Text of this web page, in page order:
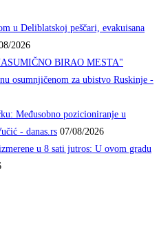
u Deliblatskoj peščari, evakuisana
2026
BIRAO MESTA"
osumnjičenom za ubistvo Ruskinje -
Međusobno pozicioniranje u
- danas.rs 07/08/2026
u 8 sati jutros: U ovom gradu